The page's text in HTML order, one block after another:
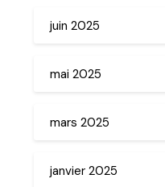
juin 2025
mai 2025
mars 2025
janvier 2025